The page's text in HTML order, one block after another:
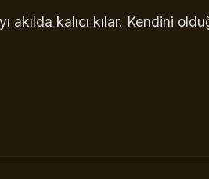
akılda kalıcı kılar. Kendini